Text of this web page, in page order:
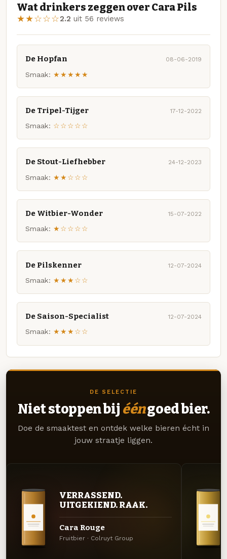
Wat drinkers zeggen over Cara Pils
★★☆☆☆2.2 uit 56 reviews
De Hopfan 08-06-2019
Smaak: ★★★★★
De Tripel-Tijger 17-12-2022
Smaak: ☆☆☆☆☆
De Stout-Liefhebber 24-12-2023
Smaak: ★★☆☆☆
De Witbier-Wonder 15-07-2022
Smaak: ★☆☆☆☆
De Pilskenner 12-07-2024
Smaak: ★★★☆☆
De Saison-Specialist 12-07-2024
Smaak: ★★★☆☆
DE SELECTIE
Niet stoppen bij ééngoed bier.
Doe de smaaktest en ontdek welke bieren écht in
jouw straatje liggen.
VERRASSEND.
UITGEKIEND. RAAK.
Cara Rouge
Fruitbier · Colruyt Group